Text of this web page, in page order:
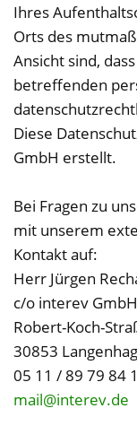
Ihres
Orts des
Ansicht sind,
betreffenden
Diese
GmbH erstellt.
Bei Fragen zu
mit unserem
Kontakt auf:
Herr Jürgen
c/o interev GmbH
Robert-Koch-
30853
05 11 / 89 79 84
mail@interev.de